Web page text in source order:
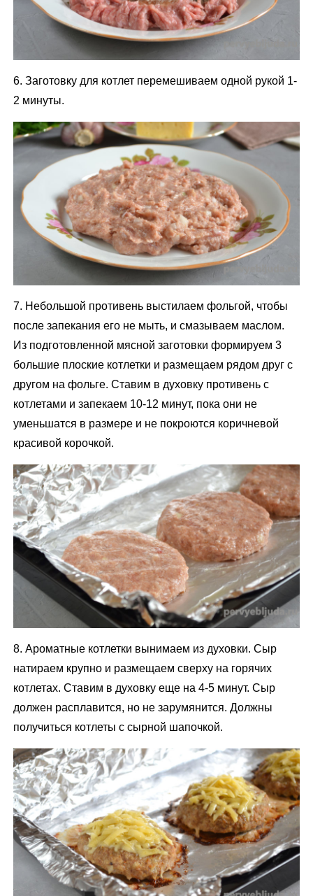
6. Заготовку для котлет перемешиваем одной рукой 1-
2 минуты.
7. Небольшой противень выстилаем фольгой, чтобы
после запекания его не мыть, и смазываем маслом.
Из подготовленной мясной заготовки формируем 3
большие плоские котлетки и размещаем рядом друг с
другом на фольге. Ставим в духовку противень с
котлетами и запекаем 10-12 минут, пока они не
уменьшатся в размере и не покроются коричневой
красивой корочкой.
8. Ароматные котлетки вынимаем из духовки. Сыр
натираем крупно и размещаем сверху на горячих
котлетах. Ставим в духовку еще на 4-5 минут. Сыр
должен расплавится, но не зарумянится. Должны
получиться котлеты с сырной шапочкой.